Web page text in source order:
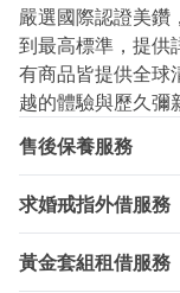
嚴選國際認證美鑽
到最高標準，提供
有商品皆提供全球
越的體驗與歷久彌
售後保養服務
求婚戒指外借服務
黃金套組租借服務